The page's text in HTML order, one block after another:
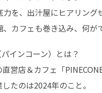
を、出汁屋にヒアリング
カフェも巻き込み、何が
インコーン）とは？
営店＆カフェ「
たのは2024年のこと。